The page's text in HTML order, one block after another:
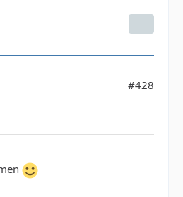
#428